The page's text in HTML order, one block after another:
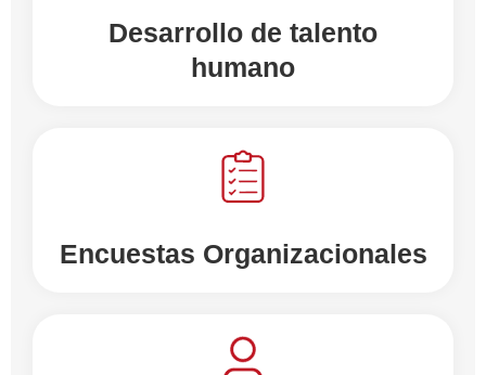
Desarrollo de talento
humano
Encuestas Organizacionales